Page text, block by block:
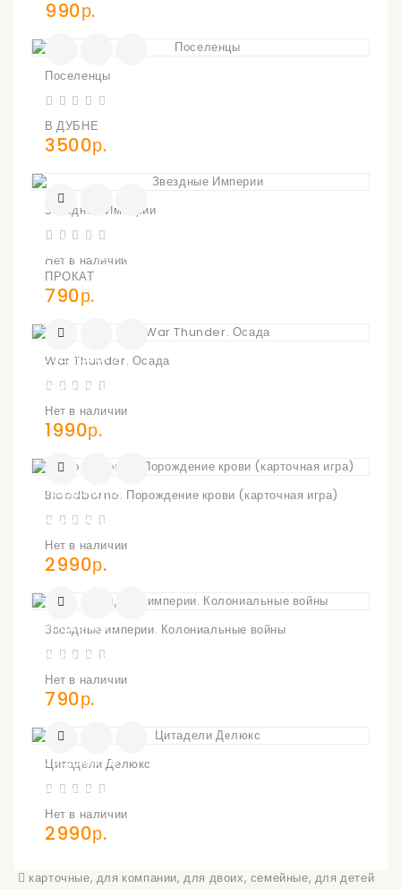
990р.
Поселенцы
В ДУБНЕ
3500р.
Звездные Империи
Нет в наличии
ПРОКАТ
790р.
О
ПОСТУПЛЕНИИ
War Thunder. Осада
Нет в наличии
1990р.
УВЕДОМИТЬ
ПОСТУПЛЕНИИ
Bloodborne. Порождение крови (карточная игра)
Нет в наличии
2990р.
УВЕДОМИТЬ
ПОСТУПЛЕНИИ
Звездные империи. Колониальные войны
Нет в наличии
790р.
УВЕДОМИТЬ
ПОСТУПЛЕНИИ
Цитадели Делюкс
Нет в наличии
2990р.
УВЕДОМИТЬ
ПОСТУПЛЕНИИ
карточные, для компании,для двоих, семейные, для детей